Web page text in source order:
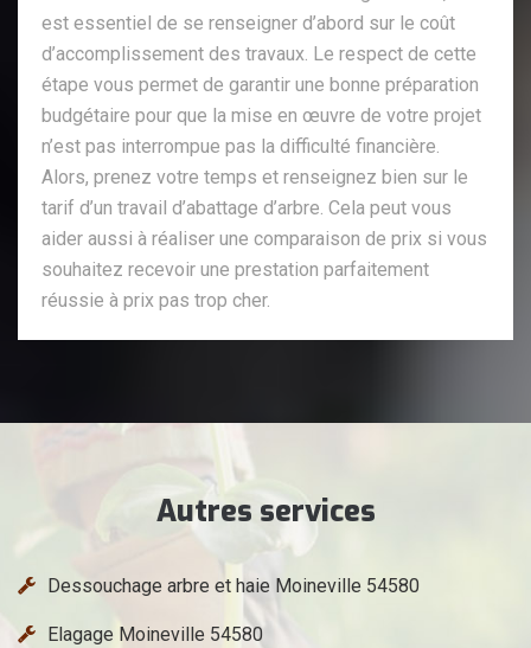
est essentiel de se renseigner d’abord sur le coût
d’accomplissement des travaux. Le respect de cette
étape vous permet de garantir une bonne préparation
budgétaire pour que la mise en œuvre de votre projet
n’est pas interrompue pas la difficulté financière.
Alors, prenez votre temps et renseignez bien sur le
tarif d’un travail d’abattage d’arbre. Cela peut vous
aider aussi à réaliser une comparaison de prix si vous
souhaitez recevoir une prestation parfaitement
réussie à prix pas trop cher.
Autres services
Dessouchage arbre et haie Moineville 54580
Elagage Moineville 54580